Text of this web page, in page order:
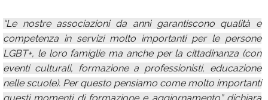
“Le nostre associazioni da anni garantiscono qualità e
competenza in servizi molto importanti per le persone
LGBT+, le loro famiglie ma anche per la cittadinanza (con
eventi culturali, formazione a professionisti, educazione
nelle scuole). Per questo pensiamo come molto importanti